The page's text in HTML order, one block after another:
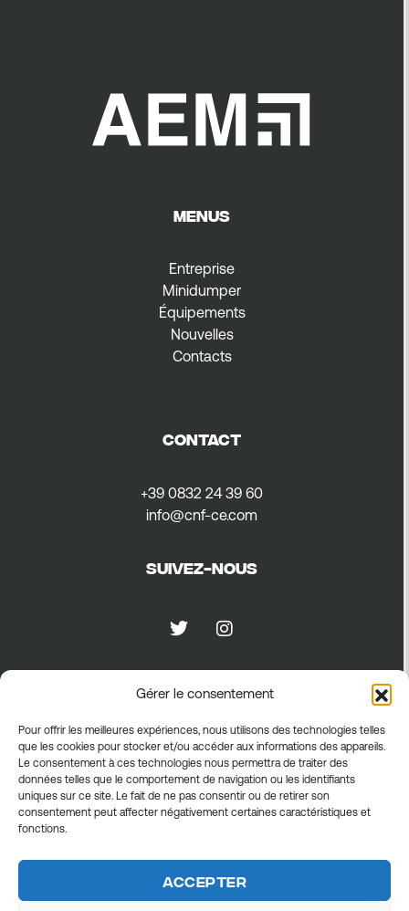
Gérer le consentement
Pour offrir les meilleures expériences, nous utilisons des technologies telles
que les cookies pour stocker et/ou accéder aux informations des appareils.
Le consentement à ces technologies nous permettra de traiter des
données telles que le comportement de navigation ou les identifiants
uniques sur ce site. Le fait de ne pas consentir ou de retirer son
consentement peut affecter négativement certaines caractéristiques et
fonctions.
Accepter
MENUS
Entreprise
Minidumper
Équipements
Nouvelles
Contacts
CONTACT
+39 0832 24 39 60
info@cnf-ce.com
Suivez-nous
Politique de confidentialité
Politique relative aux cookies
Conditions générales